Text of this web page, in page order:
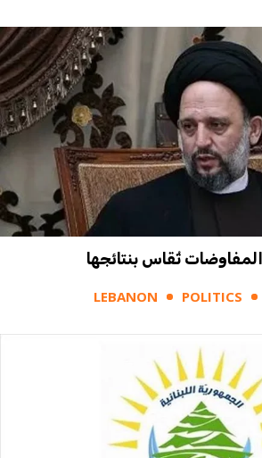
تُقاس بنتائجها
LEBANON POLITICS